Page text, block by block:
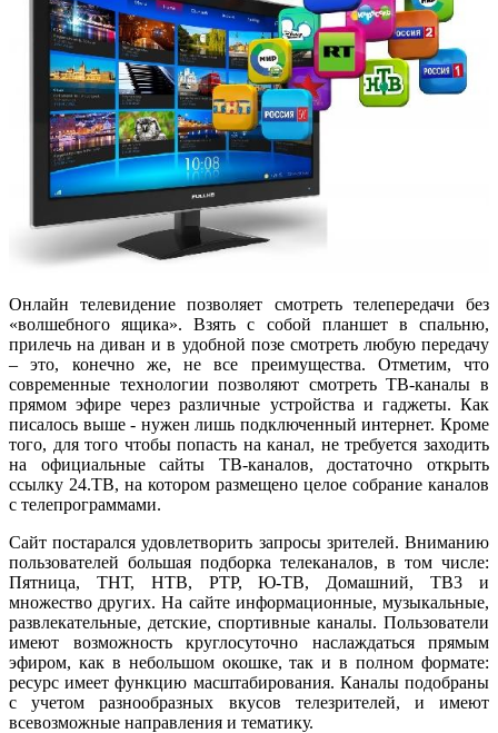
Онлайн телевидение позволяет смотреть телепередачи без
«волшебного ящика». Взять с собой планшет в спальню,
прилечь на диван и в удобной позе смотреть любую передачу
– это, конечно же, не все преимущества. Отметим, что
современные технологии позволяют смотреть ТВ-каналы в
прямом эфире через различные устройства и гаджеты. Как
писалось выше - нужен лишь подключенный интернет. Кроме
того, для того чтобы попасть на канал, не требуется заходить
на официальные сайты ТВ-каналов, достаточно открыть
ссылку 24.ТВ, на котором размещено целое собрание каналов
с телепрограммами.
Сайт постарался удовлетворить запросы зрителей. Вниманию
пользователей большая подборка телеканалов, в том числе:
Пятница, ТНТ, НТВ, РТР, Ю-ТВ, Домашний, ТВ3 и
множество других. На сайте информационные, музыкальные,
развлекательные, детские, спортивные каналы. Пользователи
имеют возможность круглосуточно наслаждаться прямым
эфиром, как в небольшом окошке, так и в полном формате:
ресурс имеет функцию масштабирования. Каналы подобраны
с учетом разнообразных вкусов телезрителей, и имеют
всевозможные направления и тематику.